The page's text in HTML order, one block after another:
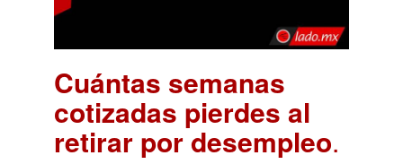
Cuántas semanas
cotizadas pierdes al
retirar por desempleo.